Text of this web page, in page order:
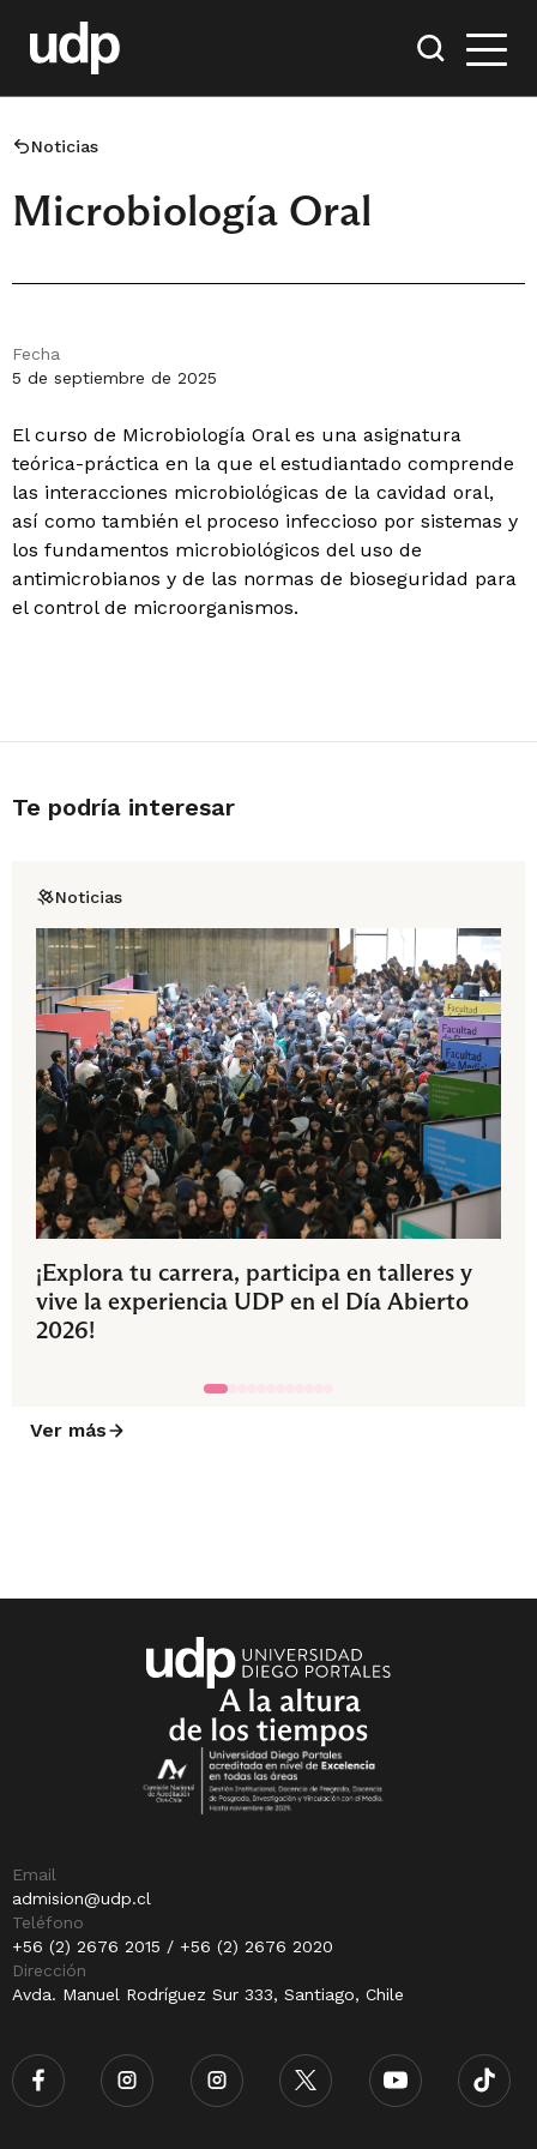
Noticias
Microbiología Oral
Fecha
5 de septiembre de 2025
El curso de Microbiología Oral es una asignatura
teórica-práctica en la que el estudiantado comprende
las interacciones microbiológicas de la cavidad oral,
así como también el proceso infeccioso por sistemas y
los fundamentos microbiológicos del uso de
antimicrobianos y de las normas de bioseguridad para
el control de microorganismos.
Te podría interesar
Noticias
¡Explora tu carrera, participa en talleres y
vive la experiencia UDP en el Día Abierto
2026!
Ver más
Email
admision@udp.cl
Teléfono
+56 (2) 2676 2015 / +56 (2) 2676 2020
Dirección
Avda. Manuel Rodríguez Sur 333, Santiago, Chile